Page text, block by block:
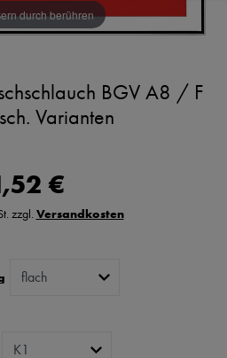
durch berühren
BGV A8 / F
Varianten
€
zzgl. Versandkosten